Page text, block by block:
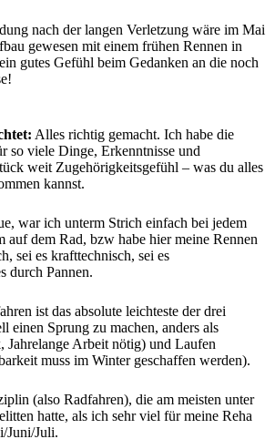
nach der langen Verletzung wäre im Mai
gewesen mit einem frühen Rennen in
gutes Gefühl beim Gedanken an die noch
Alles richtig gemacht. Ich habe die
so viele Dinge, Erkenntnisse und
weit Zugehörigkeitsgefühl – was du alles
kannst.
war ich unterm Strich einfach bei jedem
auf dem Rad, bzw habe hier meine Rennen
sei es krafttechnisch, sei es
durch Pannen.
ist das absolute leichteste der drei
einen Sprung zu machen, anders als
Jahrelange Arbeit nötig) und Laufen
muss im Winter geschaffen werden).
(also Radfahren), die am meisten unter
hatte, als ich sehr viel für meine Reha
Juni/Juli.